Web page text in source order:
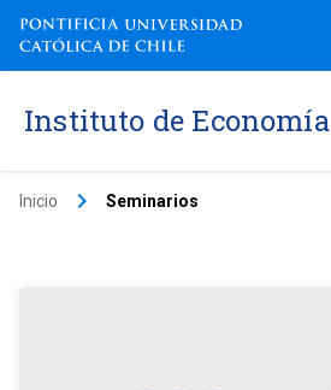
Instituto de Economía
Inicio keyboard_arrow_right Seminarios